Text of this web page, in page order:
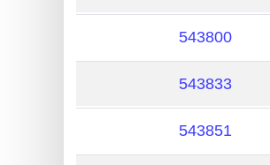
IP
543800
543833
543851